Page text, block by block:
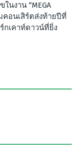
นงาน “MEGA
มคอนเสิร์ตส่งท้ายปีที่
กเคาท์ดาวน์ที่ยิ่ง